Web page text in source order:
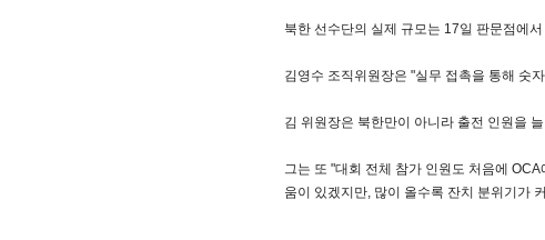
북한 선수단의 실제 규모는 17일 판문점에
김영수 조직위원장은 "실무 접촉을 통해 숫
김 위원장은 북한만이 아니라 출전 인원을
그는 또 "대회 전체 참가 인원도 처음에
움이 있겠지만, 많이 올수록 잔치 분위기가